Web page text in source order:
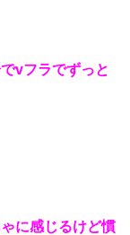
vフラでずっと
に感じるけど慣